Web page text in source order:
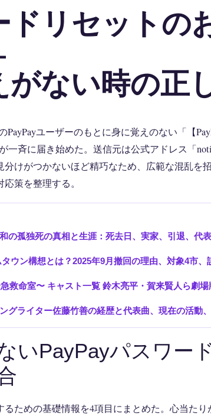
ドリセットの
ない時の正
PayPayユーザーのもとに身に覚えのない「【
一斉に届き始めた。送信元は公式アドレス「
けがつかないほど精巧なため、広範な混乱を
策を整理する。
の孤独死の真相と生涯：死去日、実家、引退、代
ウン構想とは？2025年9月撤回の理由、対象4市
救命室〜 キャスト一覧 鈴木亮平・賀来賢人ら劇
グライター佐藤竹善の経歴と代表曲、現在の活動
いPayPayパスワー
ための基礎情報を4項目にまとめた。心当たり